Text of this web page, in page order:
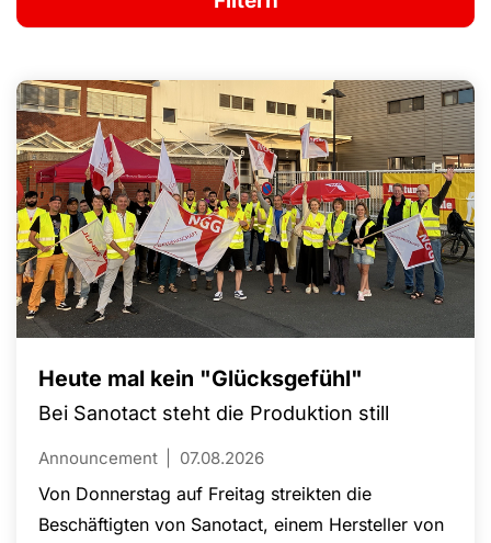
Heute mal kein "Glücksgefühl"
Bei Sanotact steht die Produktion still
Announcement 07.08.2026
Von Donnerstag auf Freitag streikten die
Beschäftigten von Sanotact, einem Hersteller von